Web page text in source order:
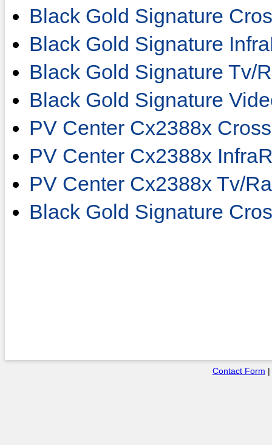
Black Gold Signature
Black Gold Signature
Black Gold Signature Tv/
Black Gold Signature
PV Center Cx2388x
PV Center Cx2388x
PV Center Cx2388x Tv/
Black Gold Signature
Contact Form |